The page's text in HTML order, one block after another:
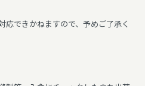
応できかねますので、予めご了承く